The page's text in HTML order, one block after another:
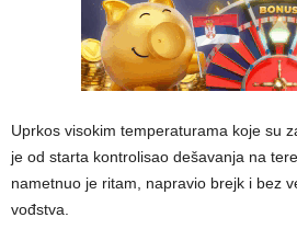
Uprkos visokim temperaturama koje su
je od starta kontrolisao dešavanja na
nametnuo je ritam, napravio brejk i bez
vođstva.